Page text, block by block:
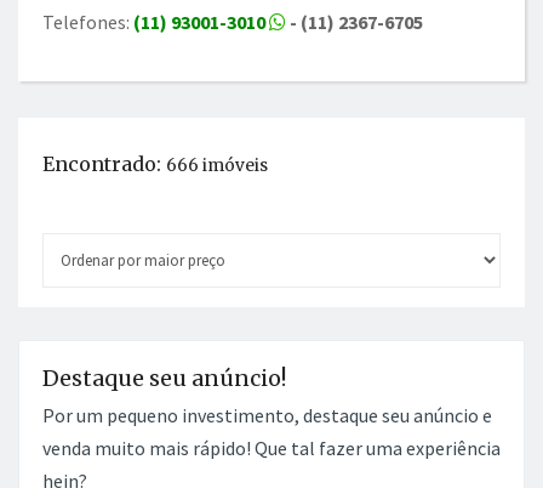
Telefones: (11) 93001-3010 - (11) 2367-6705
Encontrado: 666 imóveis
Destaque seu anúncio!
Por um pequeno investimento, destaque seu anúncio e
venda muito mais rápido! Que tal fazer uma experiência
hein?